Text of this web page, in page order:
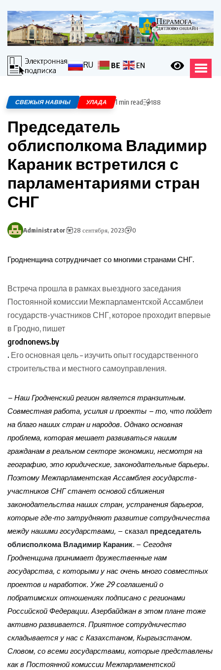
RU BE EN
СВЕЖЫЯ НАВІНЫ УЛАДА 1 min read 188
Председатель
облисполкома Владимир
Караник встретился с
парламентариями стран
СНГ
Administrator 28 сентября, 2023 0
Гродненщина сотрудничает со многими странами СНГ.
Встреча прошла в рамках выездного заседания
Постоянной комиссии Межпарламентской Ассамблеи
государств-участников СНГ, которое проходит впервые
в Гродно, пишет
grodnonews.by
. Его основная цель – изучить опыт государственного
строительства и местного самоуправления.
– Наш Гродненский регион является транзитным.
Совместная работа, усилия и проекты – то, что пойдет
на благо наших стран и народов. Однако основная
проблема, которая мешает развиваться нашим
гражданам в реальном секторе экономики, несмотря на
географию, это юридические, законодательные барьеры.
Поэтому Межпарламентская Ассамблея государств-
участников СНГ станет основой сближения
законодательства наших стран, устранения барьеров,
которые где-то затрудняют развитие сотрудничества
между нашими государствами, – сказал председатель
облисполкома Владимир Караник. – Сегодня
Гродненщина принимает дружественные нам
государства, с которыми у нас очень много совместных
проектов и наработок. Уже 29 соглашений о
побратимских отношениях подписано с регионами
Российской Федерации. Азербайджан в этом плане тоже
активно развивается. Приятное сотрудничество
складывается у нас с Казахстаном, Кыргызстаном.
Словом, со всеми государствами, которые представлены
как в Постоянной комиссии Межпарламентской